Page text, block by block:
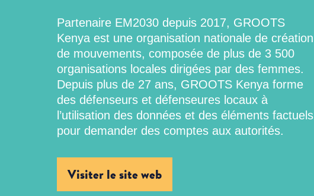
Partenaire EM2030 depuis 2017, GROOTS
Kenya est une organisation nationale de création
de mouvements, composée de plus de 3 500
organisations locales dirigées par des femmes.
Depuis plus de 27 ans, GROOTS Kenya forme
des défenseurs et défenseures locaux à
l’utilisation des données et des éléments factuels
pour demander des comptes aux autorités.
Visiter le site web